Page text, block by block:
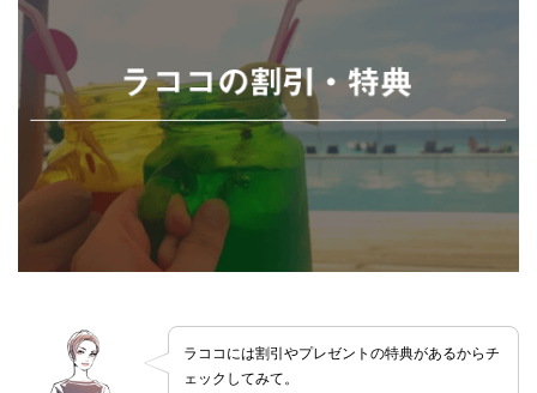
ラココには割引やプレゼントの特典があるからチ
ェックしてみて。